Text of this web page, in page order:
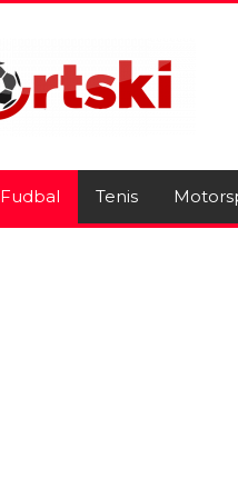
Fudbal Tenis